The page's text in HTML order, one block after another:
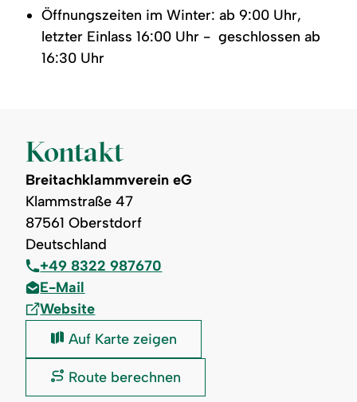
Öffnungszeiten im Winter: ab 9:00 Uhr,
letzter Einlass 16:00 Uhr - geschlossen ab
16:30 Uhr
Kontakt
Breitachklammverein eG
Klammstraße 47
87561 Oberstdorf
Deutschland
+49 8322 987670
E-Mail
Website
Breitachklammverein
Auf Karte zeigen
Breitachklammverein
Route berechnen